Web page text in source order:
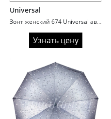
Universal
Зонт женский 674 Universal автомат rhinestones
Узнать цену